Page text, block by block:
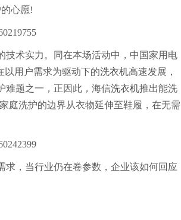
心愿!
术实力。同在本场活动中，中国家用电
以用户需求为驱动下的洗衣机高速发展，
难题之一，正因此，海信洗衣机推出能洗
庭洗护的边界从衣物延伸至鞋履，在无需
，当行业仍在卷参数，企业该如何回应